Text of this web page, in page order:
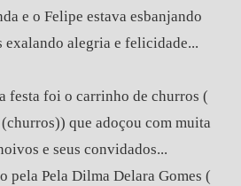
e o Felipe estava esbanjando
exalando alegria e felicidade...
festa foi o carrinho de churros (
(churros)) que adoçou com muita
e seus convidados...
pela Pela Dilma Delara Gomes (